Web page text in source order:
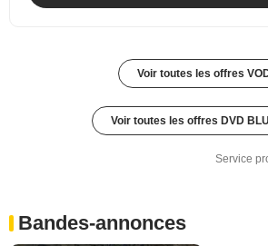
Voir toutes les offres
Voir toutes les offres DVD
Service
Bandes-annonces